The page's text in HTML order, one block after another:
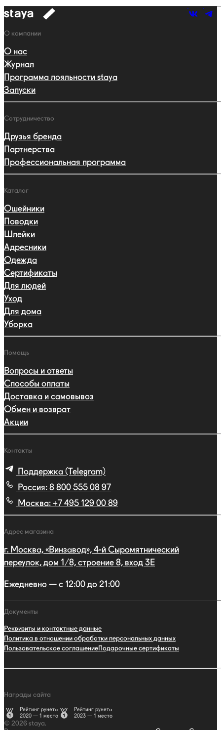
к
Навигация
О компании
О нас
Журнал
Программа лояльности staya
Запуски
Сотрудничество
Друзья бренда
Партнерства
Профессиональная программа
Каталог
Ошейники
Поводки
Шлейки
Адресники
Одежда
Сертификаты
Для людей
Уход
Для дома
Уборка
Помощь
Вопросы и ответы
Способы оплаты
Доставка и самовывоз
Обмен и возврат
Акции
Контакты
Поддержка (Telegram)
Россия: 8 800 555 08 97
Москва: +7 495 129 00 89
Адрес магазина
г. Москва, «Винзавод», 4-й Сыромятнический
переулок, дом 1/8, строение 8, вход 3E
Ежедневно — с 12:00 до 21:00
Документы
Реквизиты и контактные данные
Политика в отношении обработки персональных данных
Пользовательское соглашениеПодарочные сертификаты
Награды сайта
Рейтинг рунета
2020 — 1 место
Рейтинг рунета
2023 — 1 место
© 2026 staya.